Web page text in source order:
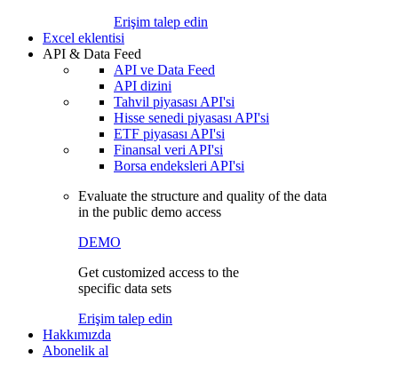
Erişim talep edin
Excel eklentisi
API & Data Feed
API ve Data Feed
API dizini
Tahvil piyasası API'si
Hisse senedi piyasası API'si
ETF piyasası API'si
Finansal veri API'si
Borsa endeksleri API'si
Evaluate the structure and quality of the data
in the public demo access
DEMO
Get customized access to the
specific data sets
Erişim talep edin
Hakkımızda
Abonelik al